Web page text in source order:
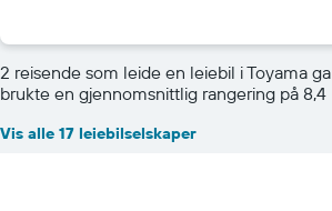
2 reisende som leide en leiebil i Toyama
brukte en gjennomsnittlig rangering på 8,4
Vis alle 17 leiebilselskaper